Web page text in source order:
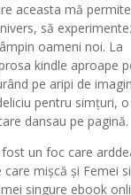
aceasta mă
să
oameni noi. La
kindle aproape
pe aripi de
pentru simțuri,
dansau pe pagină.
un foc care
care mișcă și Femei
singure ebook